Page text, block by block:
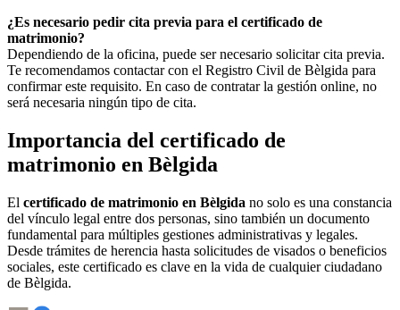
¿Es necesario pedir cita previa para el certificado de
matrimonio?
Dependiendo de la oficina, puede ser necesario solicitar cita previa.
Te recomendamos contactar con el Registro Civil de Bèlgida para
confirmar este requisito. En caso de contratar la gestión online, no
será necesaria ningún tipo de cita.
Importancia del certificado de
matrimonio en Bèlgida
El certificado de matrimonio en Bèlgida no solo es una constancia
del vínculo legal entre dos personas, sino también un documento
fundamental para múltiples gestiones administrativas y legales.
Desde trámites de herencia hasta solicitudes de visados o beneficios
sociales, este certificado es clave en la vida de cualquier ciudadano
de Bèlgida.